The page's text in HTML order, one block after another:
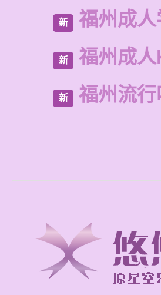
新 福州成
新 福州成
新 福州流